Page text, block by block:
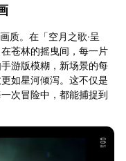
质。在「空月之歌·呈
苍林的摇曳间，每一片
游版模糊，新场景的每
如星河倾泻。这不仅是
次冒险中，都能捕捉到